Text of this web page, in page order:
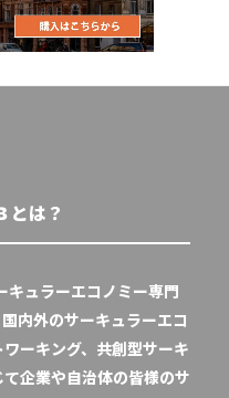
とは？
ュラーエコノミー専門
内外のサーキュラーエコ
ーキング、共創型サーキ
企業や自治体の皆様のサ